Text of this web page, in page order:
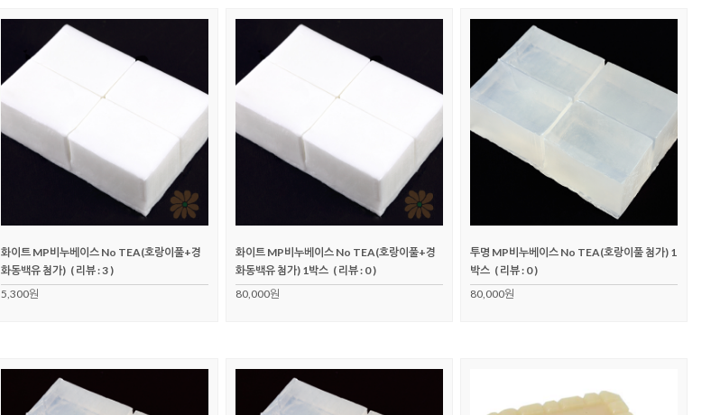
화이트 MP비누베이스 No TEA(호랑이풀+경
화동백유 첨가) ( 리뷰 : 3 )
5,300원
화이트 MP비누베이스 No TEA(호랑이풀+경
화동백유 첨가) 1박스 ( 리뷰 : 0 )
80,000원
투명 MP비누베이스 No TEA(호랑이풀 첨가) 1
박스 ( 리뷰 : 0 )
80,000원